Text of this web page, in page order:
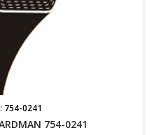
754-0241
754-0241